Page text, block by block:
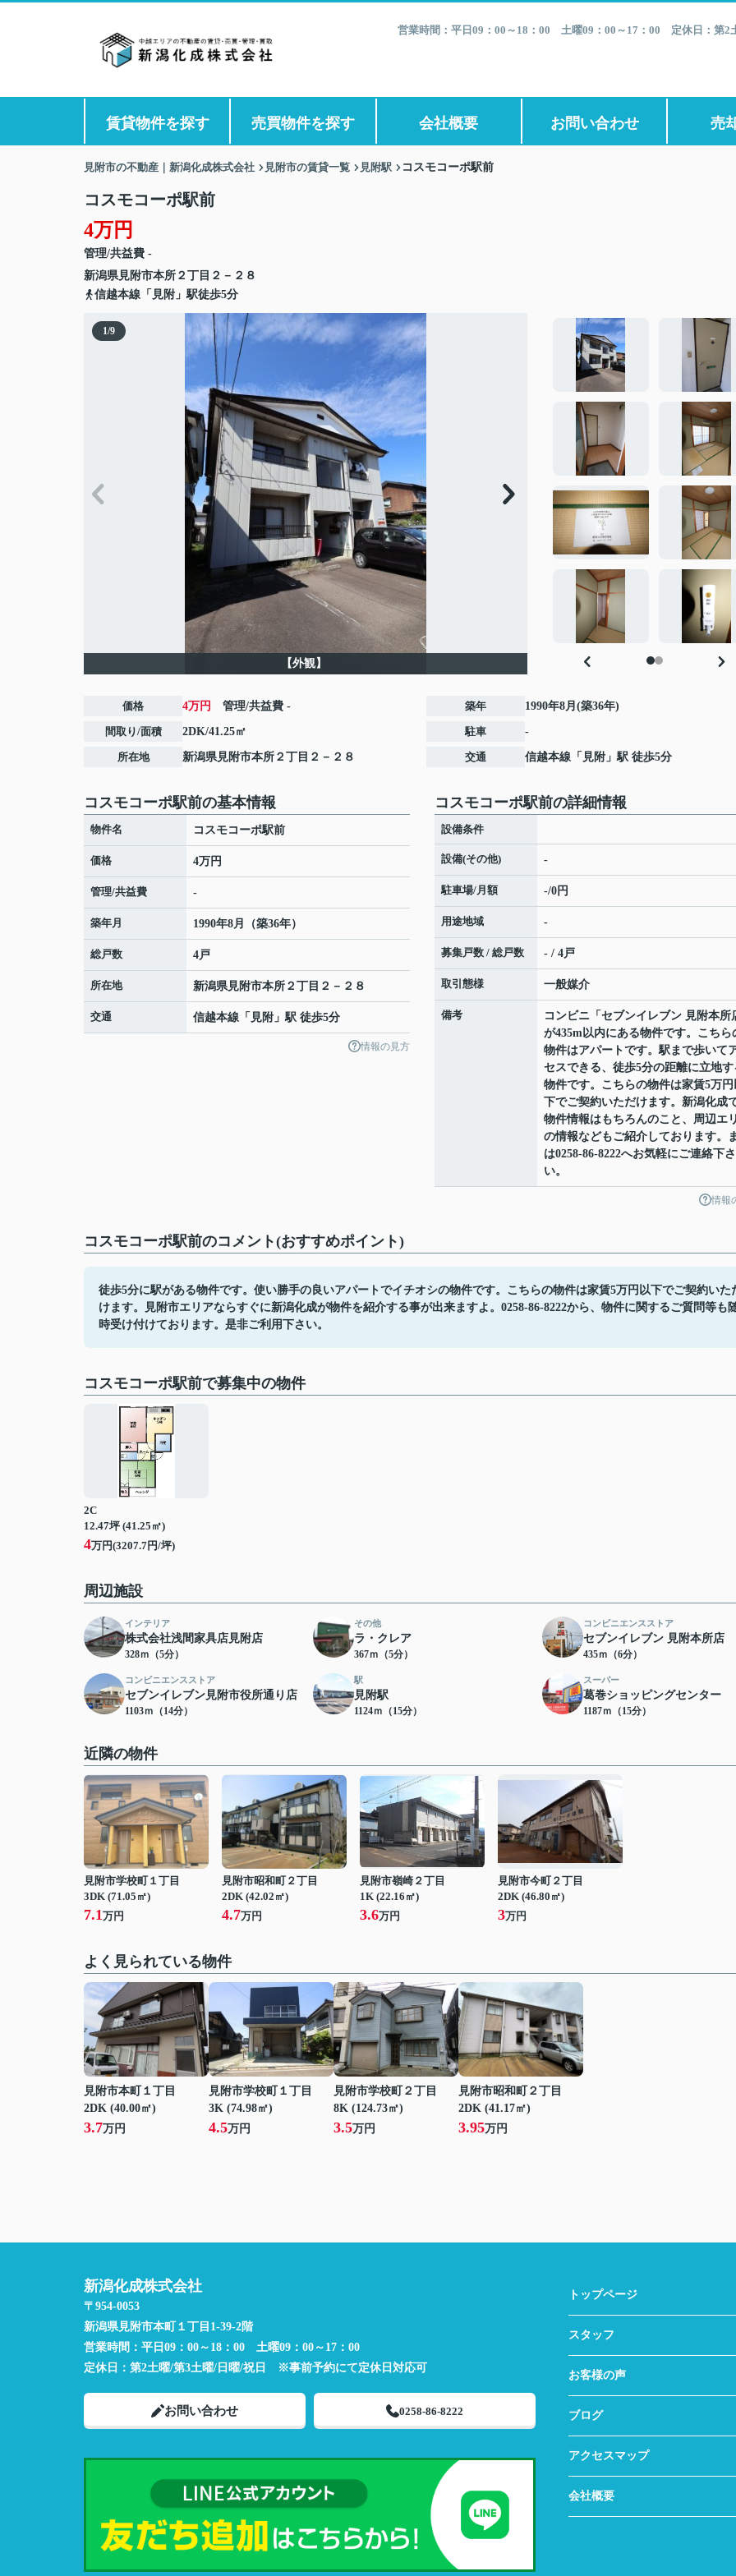
営業時間：平日09：00～18：00 土曜09：00～17：00 定休日：第
賃貸物件を探す 売買物件を探す 会社概要 お問い合わせ 売
見附市の不動産｜新潟化成株式会社 見附市の賃貸一覧 見附駅 コスモコーポ駅前
コスモコーポ駅前
4万円
管理/共益費 -
新潟県見附市本所 ２丁目２－２８
信越本線「見附」駅徒歩5分
1/9
【外観】
価格 4万円 管理/共益費 -
間取り/面積 2DK/41.25㎡
所在地 新潟県見附市本所 ２丁目２－２８
築年 1990年8月(築36年)
駐車 -
交通 信越本線 「 見附 」駅 徒歩5分
コスモコーポ駅前の基本情報
物件名 コスモコーポ駅前
価格 4万円
管理/共益費 -
築年月 1990年8月（築36年）
総戸数 4戸
所在地 新潟県見附市本所 ２丁目２－２８
交通 信越本線 「 見附 」駅 徒歩5分
情報の見方
コスモコーポ駅前の詳細情報
設備条件
設備(その他) -
駐車場/月額 -/0円
用途地域 -
募集戸数 / 総戸数 - / 4戸
取引態様 一般媒介
備考
コンビニ「セブンイレブン 見附本所
が435m以内にある物件です。こちら
物件はアパートです。駅まで歩いて
セスできる、徒歩5分の距離に立地す
物件です。こちらの物件は家賃5万円
下でご契約いただけます。新潟化成
物件情報はもちろんのこと、周辺エ
の情報などもご紹介しております。
は0258-86-8222へお気軽にご連絡下さ
い。
情報
コスモコーポ駅前のコメント(おすすめポイント)
徒歩5分に駅がある物件です。使い勝手の良いアパートでイチオシの物件です。こちらの物件は家賃5万円以下でご契約いた
けます。見附市エリアならすぐに新潟化成が物件を紹介する事が出来ますよ。0258-86-8222から、物件に関するご質問等も
時受け付けております。是非ご利用下さい。
コスモコーポ駅前で募集中の物件
2C
12.47坪 (41.25㎡)
4万円(3207.7円/坪)
周辺施設
インテリア
株式会社浅間家具店見附店
328ｍ（5分）
その他
ラ・クレア
367ｍ（5分）
コンビニエンスストア
セブンイレブン 見附本所店
435ｍ（6分）
コンビニエンスストア
セブンイレブン見附市役所通り店
1103ｍ（14分）
駅
見附駅
1124ｍ（15分）
スーパー
葛巻ショッピングセンター
1187ｍ（15分）
近隣の物件
見附市学校町１丁目
3DK (71.05㎡)
7.1万円
見附市昭和町２丁目
2DK (42.02㎡)
4.7万円
見附市嶺崎２丁目
1K (22.16㎡)
3.6万円
見附市今町２丁目
2DK (46.80㎡)
3万円
よく見られている物件
見附市本町１丁目
2DK (40.00㎡)
3.7万円
見附市学校町１丁目
3K (74.98㎡)
4.5万円
見附市学校町２丁目
8K (124.73㎡)
3.5万円
見附市昭和町２丁目
2DK (41.17㎡)
3.95万円
新潟化成株式会社
〒954-0053
新潟県見附市本町１丁目1-39-2階
営業時間： 平日09：00～18：00 土曜09：00～17：00
定休日： 第2土曜/第3土曜/日曜/祝日 ※事前予約にて定休日対応可
お問い合わせ 0258-86-8222
トップページ
スタッフ
お客様の声
ブログ
アクセスマップ
会社概要